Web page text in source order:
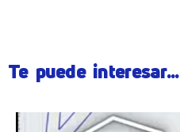
Te puede interesar...